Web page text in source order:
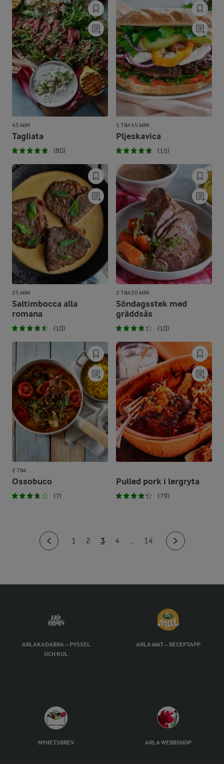
45 MIN
Tagliata
(80)
1 TIM 45 MIN
Pljeskavica
(15)
25 MIN
Saltimbocca alla
romana
(10)
2 TIM 20 MIN
Söndagsstek med
gräddsås
(10)
2 TIM
Ossobuco
(7)
Pulled pork i lergryta
(79)
1 2 3 4 ... 14
ARLAKADABRA – PYSSEL
OCH KUL
ARLA MAT – RECEPTAPP
NYHETSBREV ARLA WEBBSHOP